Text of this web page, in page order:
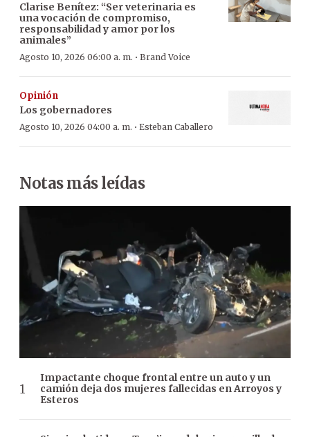
Clarise Benítez: “Ser veterinaria es
una vocación de compromiso,
responsabilidad y amor por los
animales”
Agosto 10, 2026 06:00 a. m. · Brand Voice
Opinión
Los gobernadores
Agosto 10, 2026 04:00 a. m. · Esteban Caballero
Notas más leídas
Impactante choque frontal entre un auto y un
camión deja dos mujeres fallecidas en Arroyos y
Esteros